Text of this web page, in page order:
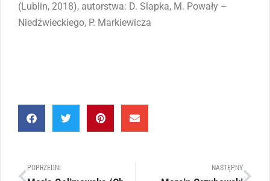
(Lublin, 2018), autorstwa: D. Slapka, M. Powały –
Niedźwieckiego, P. Markiewicza
POPRZEDNI NASTĘPNY